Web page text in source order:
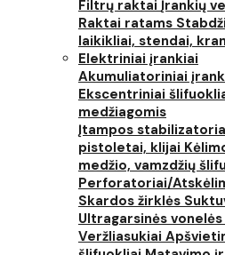
Filtrų raktai Įrankių
Raktai ratams
laikikliai, stendai,
Elektriniai įrankiai
Akumuliatoriniai
Ekscentriniai
medžiagomis
Įtampos
pistoletai, klijai
medžio, vamzdžių
Perforatoriai/
Skardos žirklės
Ultragarsinės vonelės
Veržliasukiai